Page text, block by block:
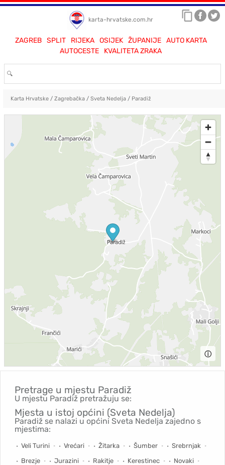
karta-hrvatske.com.hr
ZAGREB SPLIT RIJEKA OSIJEK ŽUPANIJE
AUTO KARTA
AUTOCESTE
KVALITETA ZRAKA
Karta Hrvatske/ Zagrebačka/ Sveta Nedelja/ Paradiž
ⓘ
Pretrage u mjestu Paradiž
U mjestu Paradiž pretražuju se:
Mjesta u istoj općini (Sveta Nedelja)
Paradiž se nalazi u općini Sveta Nedelja zajedno s
mjestima:
Veli Turini Vrećari Žitarka Šumber
Srebrnjak
Brezje
Jurazini Rakitje Kerestinec
Novaki